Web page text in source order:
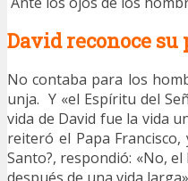
David reconoce su
No contaba para los
unja. Y «el Espíritu del
vida de David fue la vida
reiteró el Papa
Santo?, respondió: «No,
después de una vida